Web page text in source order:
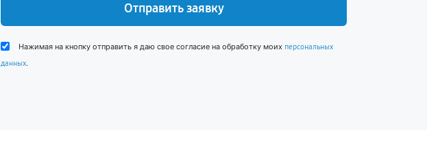
Отправить заявку
Нажимая на кнопку отправить я даю свое согласие на обработку моих персональных
данных.